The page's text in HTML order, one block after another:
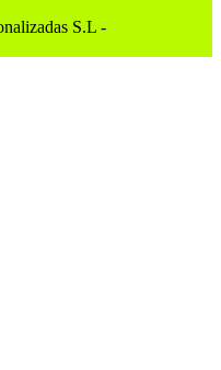
S.L -